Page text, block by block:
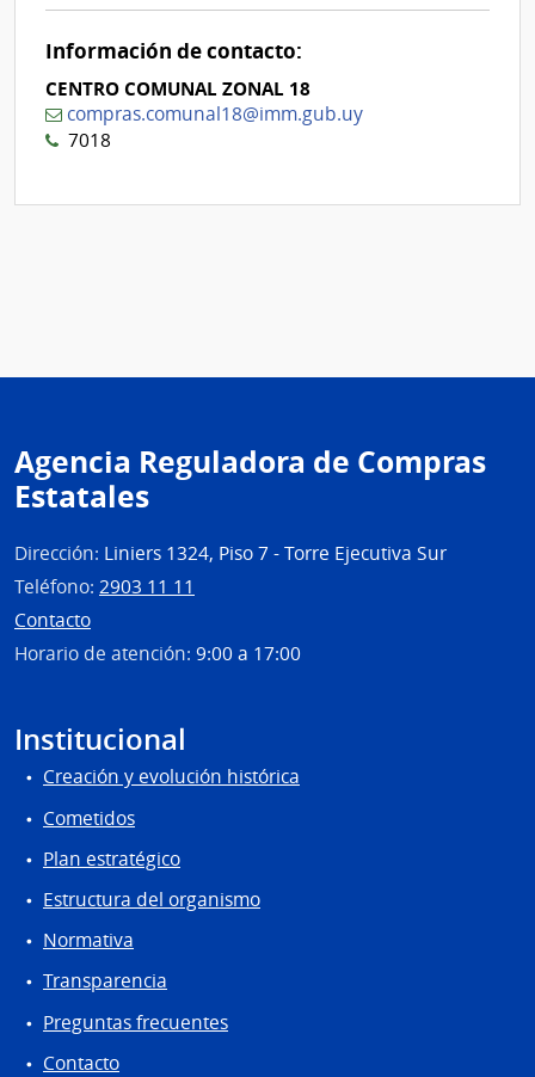
Información de contacto:
CENTRO COMUNAL ZONAL 18
compras.comunal18@imm.gub.uy
7018
Agencia Reguladora de Compras
Estatales
Dirección: Liniers 1324, Piso 7 - Torre Ejecutiva Sur
Teléfono: 2903 11 11
Contacto
Horario de atención: 9:00 a 17:00
Institucional
Creación y evolución histórica
Cometidos
Plan estratégico
Estructura del organismo
Normativa
Transparencia
Preguntas frecuentes
Contacto